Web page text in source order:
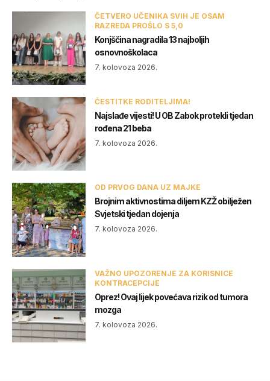
ČETVERO UČENIKA SVIH JE OSAM
RAZREDA PROŠLO S 5,0
Konjščina nagradila 13 najboljih
osnovnoškolaca
7. kolovoza 2026.
ČESTITKE RODITELJIMA!
Najslađe vijesti! U OB Zabok protekli tjedan
rođena 21 beba
7. kolovoza 2026.
OD PRVOG DANA UZ MAJKE
Brojnim aktivnostima diljem KZŽ obilježen
Svjetski tjedan dojenja
7. kolovoza 2026.
VAŽNO UPOZORENJE ZA KORISNICE
KONTRACEPCIJE
Oprez! Ovaj lijek povećava rizik od tumora
mozga
7. kolovoza 2026.